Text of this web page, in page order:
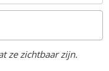
ze zichtbaar zijn.